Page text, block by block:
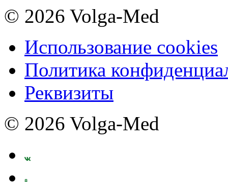
© 2026 Volga-Med
Использование cookies
Политика
Реквизиты
© 2026 Volga-Med